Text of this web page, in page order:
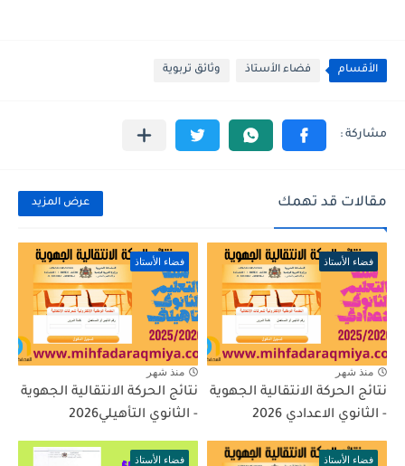
الأقسام فضاء الأستاذ وثائق تربوية
مقالات قد تهمك عرض المزيد
فضاء الأستاذ
منذ شهر
نتائج الحركة الانتقالية الجهوية
- الثانوي الاعدادي 2026
فضاء الأستاذ
منذ شهر
نتائج الحركة الانتقالية الجهوية
- الثانوي التأهيلي2026
فضاء الأستاذ فضاء الأستاذ